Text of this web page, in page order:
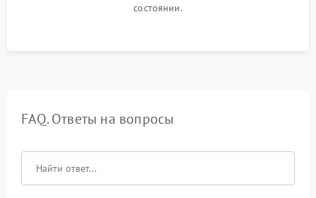
состоянии.
FAQ. Ответы на вопросы